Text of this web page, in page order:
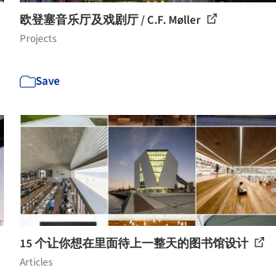
欧登塞音乐厅及戏剧厅 / C.F. Møller
Projects
Save
15 个让你想在里面待上一整天的图书馆设计
Articles